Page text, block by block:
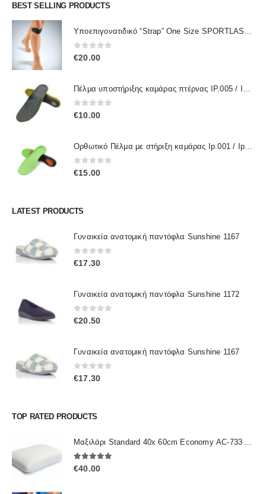
BEST SELLING PRODUCTS
Υποεπιγονατιδικό “Strap” One Size SPORTLASTIC 80300 OrthoLand
0out of 5
€20.00
Πέλμα υποστήριξης καμάρας πτέρνας IP.005 / IPinsoles
0out of 5
€10.00
Ορθωτικό Πέλμα με στήριξη καμάρας Ip.001 / IpInsoles
0out of 5
€15.00
LATEST PRODUCTS
Γυναικεία ανατομική παντόφλα Sunshine 1167
0out of 5
€17.30
Γυναικεία ανατομική παντόφλα Sunshine 1172
0out of 5
€20.50
Γυναικεία ανατομική παντόφλα Sunshine 1167
0out of 5
€17.30
TOP RATED PRODUCTS
Μαξιλάρι Standard 40x 60cm Economy ΑC-733 ALFACARE
5.00out of 5
€40.00